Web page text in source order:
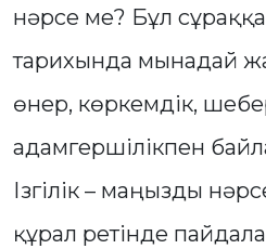
нәрсе ме? Бұл
тарихында мынадай
өнер, көркемдік,
адамгершілікпен
Ізгілік – маңызды
құрал ретінде